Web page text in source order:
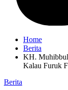
Home
Berita
KH. Muhibbul
Kalau Furuk
Berita